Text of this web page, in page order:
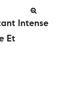
Intense
Et